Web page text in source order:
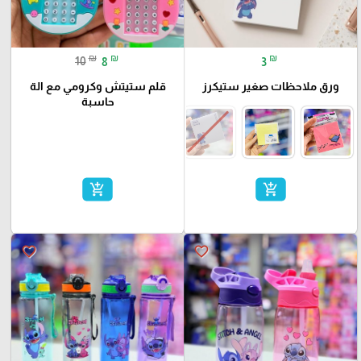
3 ₪
ورق ملاحظات صغير ستيكرز
add_shopping_cart
10 ₪ 8 ₪
قلم ستيتش وكرومي مع الة
حاسبة
add_shopping_cart
favorite_border
favorite_border